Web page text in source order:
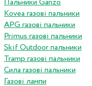
Пальники Ganzo
Kovea газові пальники
APG газові пальники
Primus газові пальники
Skif Outdoor пальники
Tramp газові пальники
Сила газові пальники
Газові лампи